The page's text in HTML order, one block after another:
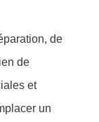
de
de
et
un